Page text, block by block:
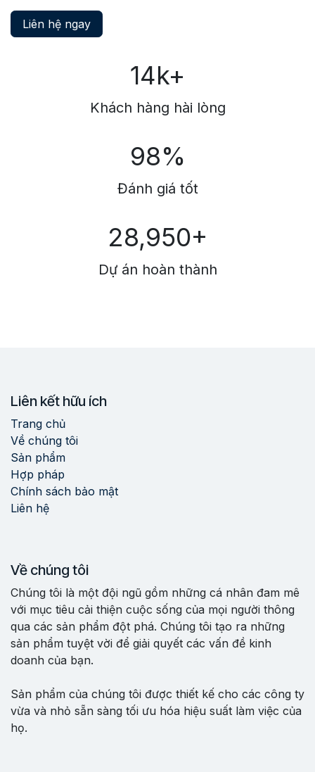
Liên hệ ngay
14k+
Khách hàng hài lòng
98%
Đánh giá tốt
28,950+
Dự án hoàn thành
Liên kết hữu ích
Trang chủ
Về chúng tôi
Sản phẩm
Hợp pháp
Chính sách bảo mật
Liên hệ
Về chúng tôi
Chúng tôi là một đội ngũ gồm những cá nhân đam mê
với mục tiêu cải thiện cuộc sống của mọi người thông
qua các sản phẩm đột phá. Chúng tôi tạo ra những
sản phẩm tuyệt vời để giải quyết các vấn đề kinh
doanh của bạn.
Sản phẩm của chúng tôi được thiết kế cho các công ty
vừa và nhỏ sẵn sàng tối ưu hóa hiệu suất làm việc của
họ.